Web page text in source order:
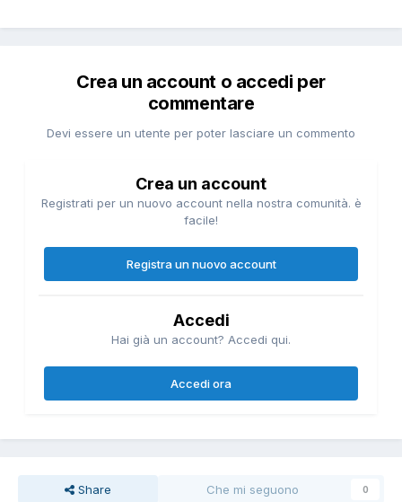
Crea un account o accedi per
commentare
Devi essere un utente per poter lasciare un commento
Crea un account
Registrati per un nuovo account nella nostra comunità. è
facile!
Registra un nuovo account
Accedi
Hai già un account? Accedi qui.
Accedi ora
Share Che mi seguono 0